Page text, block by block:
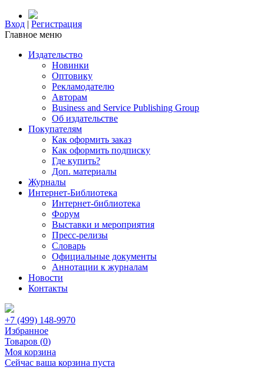
Вход | Регистрация
Главное меню
Издательство
Новинки
Оптовику
Рекламодателю
Авторам
Business and Service Publishing Group
Об издательстве
Покупателям
Как оформить заказ
Как оформить подписку
Где купить?
Доп. материалы
Журналы
Интернет-Библиотека
Интернет-библиотека
Форум
Выставки и мероприятия
Пресс-релизы
Словарь
Официальные документы
Аннотации к журналам
Новости
Контакты
+7 (499) 148-9970
Избранное
Товаров (0)
Моя корзина
Сейчас ваша корзина пуста